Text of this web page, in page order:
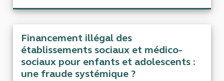
Financement illégal des
établissements sociaux et médico-
sociaux pour enfants et adolescents :
une fraude systémique ?